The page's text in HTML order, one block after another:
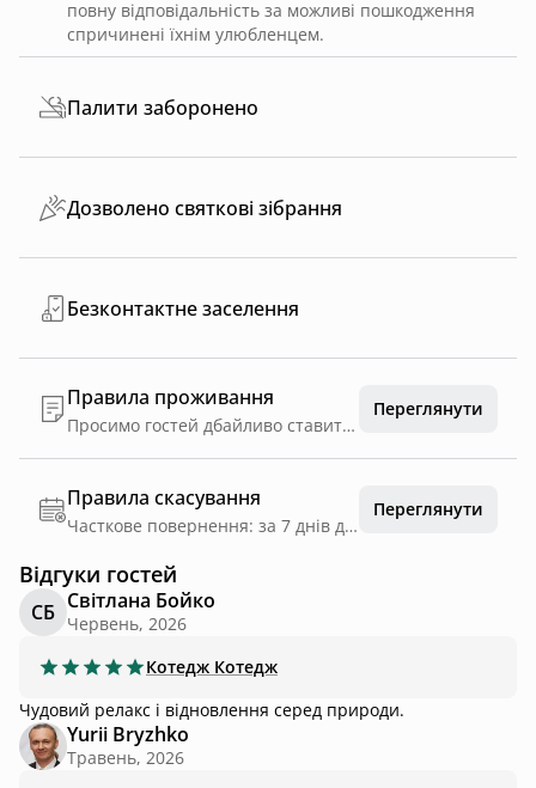
повну відповідальність за можливі пошкодження
спричинені їхнім улюбленцем.
Палити заборонено
Дозволено святкові зібрання
Безконтактне заселення
Правила проживання
Просимо гостей дбайливо ставитися до природи та усього,що є у Тиші , аби зберегти цей простір чистим і гармонійним для кожного ЧАС ЗАЇЗДУ ТА ВИЇЗДУ Заїзд після 15:00, виїзд до 12:00. Можливість раннього заїзду чи пізнього виїзду узгоджується заздалегідь. У разі доступності - вартість складає 50% від доби проживання.
Переглянути
Правила скасування
Часткове повернення: за 7 днів до дати заїзду
Переглянути
Відгуки гостей
СБ Світлана Бойко
Червень, 2026
Котедж Котедж
Чудовий релакс і відновлення серед природи.
Yurii Bryzhko
Травень, 2026